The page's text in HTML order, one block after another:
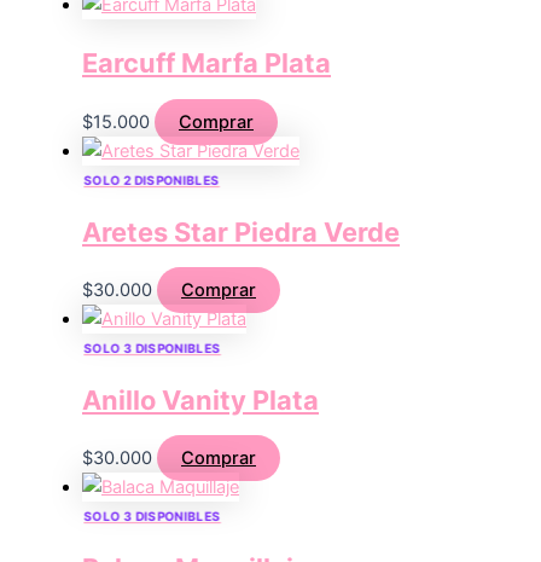
Earcuff Marfa Plata
$15.000 Comprar
SOLO 2 DISPONIBLES
Aretes Star Piedra Verde
$30.000 Comprar
SOLO 3 DISPONIBLES
Anillo Vanity Plata
$30.000 Comprar
SOLO 3 DISPONIBLES